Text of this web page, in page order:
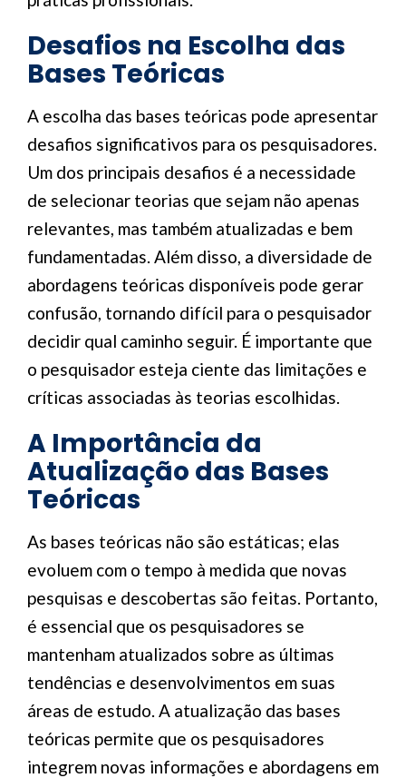
Desafios na Escolha das
Bases Teóricas
A escolha das bases teóricas pode apresentar
desafios significativos para os pesquisadores.
Um dos principais desafios é a necessidade
de selecionar teorias que sejam não apenas
relevantes, mas também atualizadas e bem
fundamentadas. Além disso, a diversidade de
abordagens teóricas disponíveis pode gerar
confusão, tornando difícil para o pesquisador
decidir qual caminho seguir. É importante que
o pesquisador esteja ciente das limitações e
críticas associadas às teorias escolhidas.
A Importância da
Atualização das Bases
Teóricas
As bases teóricas não são estáticas; elas
evoluem com o tempo à medida que novas
pesquisas e descobertas são feitas. Portanto,
é essencial que os pesquisadores se
mantenham atualizados sobre as últimas
tendências e desenvolvimentos em suas
áreas de estudo. A atualização das bases
teóricas permite que os pesquisadores
integrem novas informações e abordagens em